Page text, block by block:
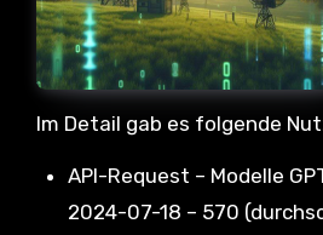
Im Detail gab es folgende
API-Request – Modelle
2024-07-18 – 570